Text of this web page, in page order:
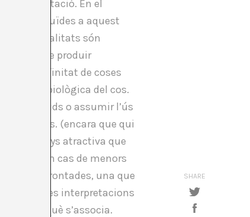
representació. En el
atribuïdes a aquest
qualitats són
de produir
i una infinitat de coses
biològica del cos.
actituds o assumir l’ús
joves. (encara que qui
menys atractiva que
o en cas de menors
enfrontades, una que
Aquestes interpretacions
amb què s’associa.
SHARE